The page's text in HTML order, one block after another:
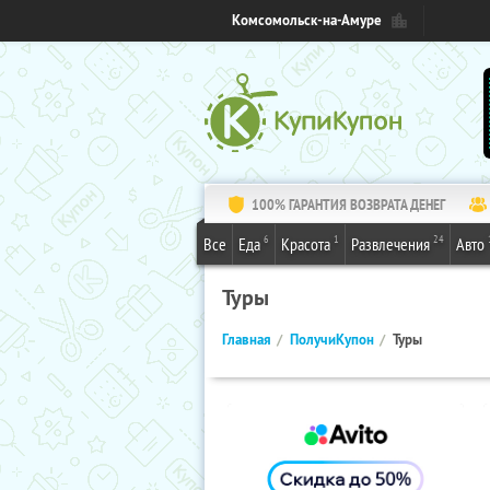
Комсомольск-на-Амуре
100% ГАРАНТИЯ ВОЗВРАТА ДЕНЕГ
Все Еда 6 Красота 1 Развлечения 24 Авто
Туры
Главная ПолучиКупон Туры